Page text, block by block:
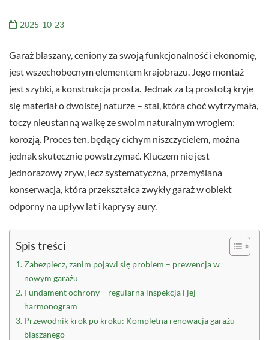
2025-10-23
Garaż blaszany, ceniony za swoją funkcjonalność i ekonomię,
jest wszechobecnym elementem krajobrazu. Jego montaż
jest szybki, a konstrukcja prosta. Jednak za tą prostotą kryje
się materiał o dwoistej naturze – stal, która choć wytrzymała,
toczy nieustanną walkę ze swoim naturalnym wrogiem:
korozją. Proces ten, będący cichym niszczycielem, można
jednak skutecznie powstrzymać. Kluczem nie jest
jednorazowy zryw, lecz systematyczna, przemyślana
konserwacja, która przekształca zwykły garaż w obiekt
odporny na upływ lat i kaprysy aury.
Spis treści
Zabezpiecz, zanim pojawi się problem – prewencja w
nowym garażu
Fundament ochrony – regularna inspekcja i jej
harmonogram
Przewodnik krok po kroku: Kompletna renowacja garażu
blaszanego